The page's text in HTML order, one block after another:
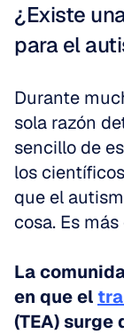
¿Existe
para el
Durante
sola razón
sencillo de
los
que el
cosa. Es
La
en que el
(TEA) surge